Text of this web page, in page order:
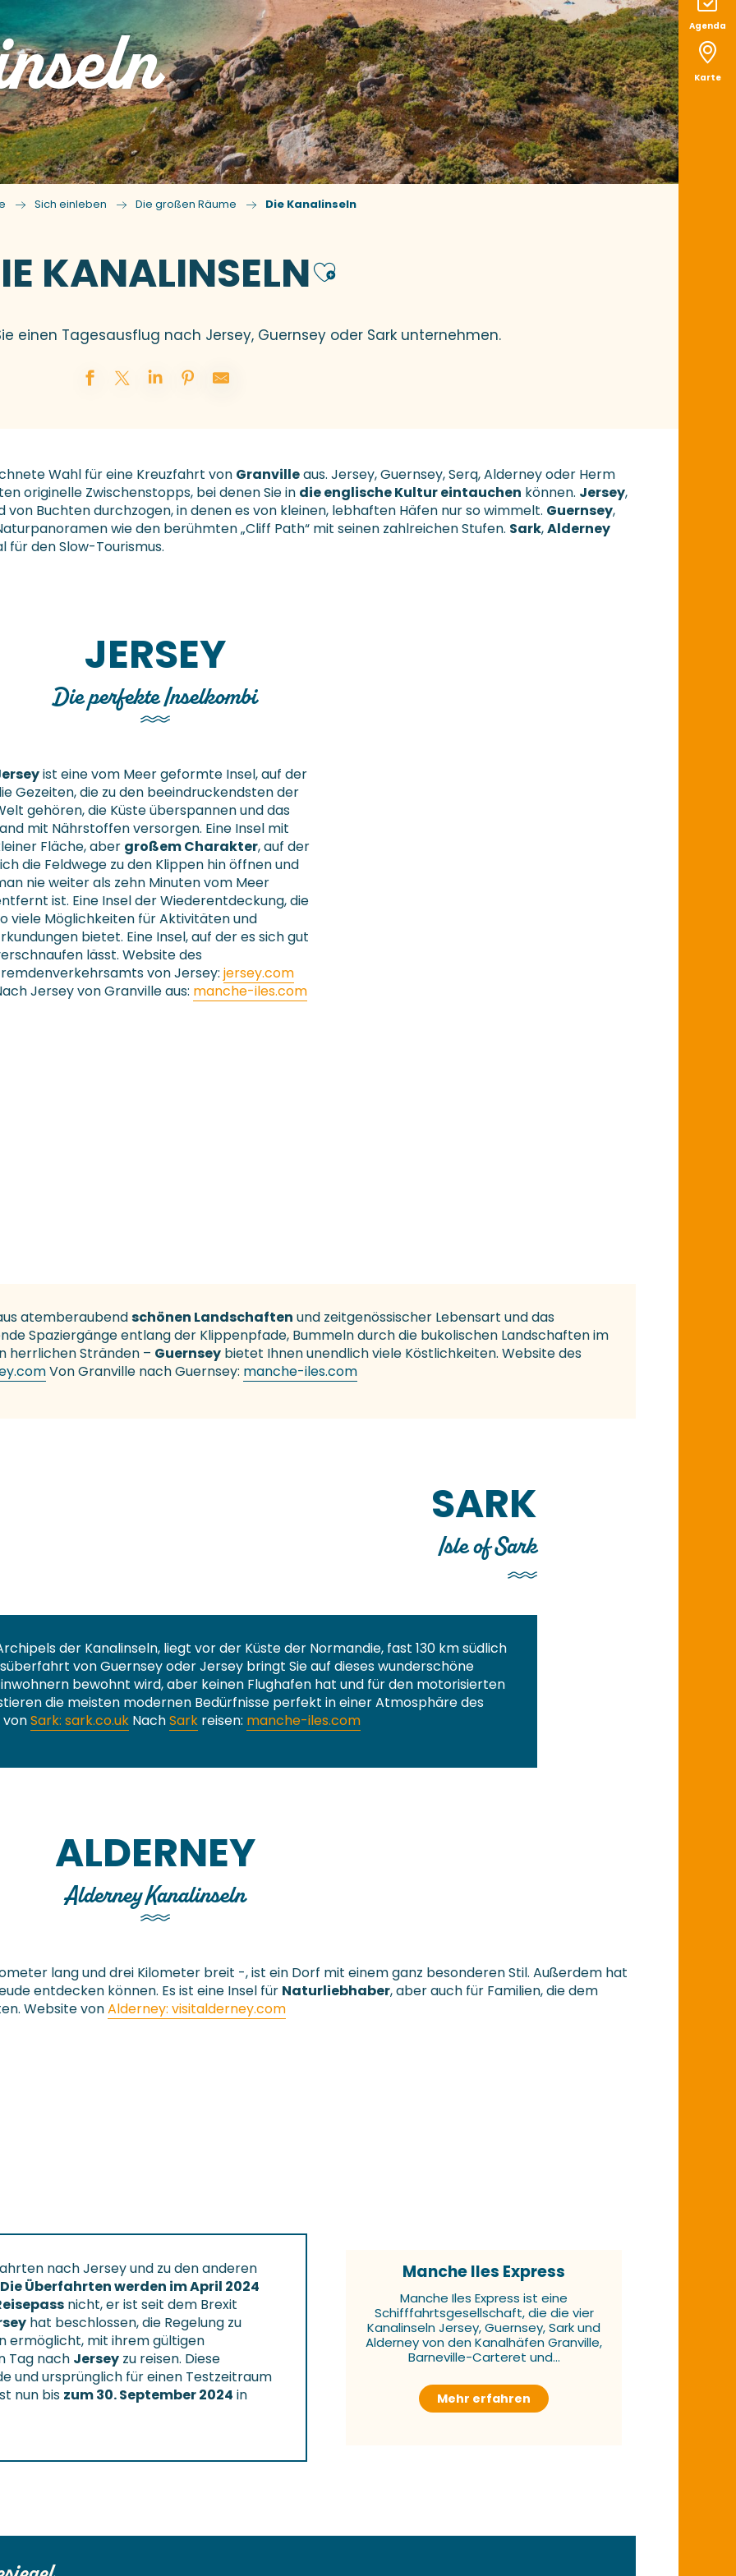
Agenda
Karte
Sich einleben Die großen Räume Die Kanalinseln
KANALINSELNAjouter aux favoris
einen Tagesausflug nach Jersey, Guernsey oder Sark unternehmen.
Wahl für eine Kreuzfahrt von Granvilleaus. Jersey, Guernsey, Serq, Alderney oder Herm
originelle Zwischenstopps, bei denen Sie in die englische Kultur eintauchen können. Jersey,
von Buchten durchzogen, in denen es von kleinen, lebhaften Häfen nur so wimmelt. Guernsey,
wie den berühmten „Cliff Path“ mit seinen zahlreichen Stufen. Sark,Alderney
für den Slow-Tourismus.
JERSEY
Die perfekte Inselkombi
ist eine vom Meer geformte Insel, auf der
Gezeiten, die zu den beeindruckendsten der
gehören, die Küste überspannen und das
mit Nährstoffen versorgen. Eine Insel mit
Fläche, aber großem Charakter, auf der
die Feldwege zu den Klippen hin öffnen und
nie weiter als zehn Minuten vom Meer
ist. Eine Insel der Wiederentdeckung, die
viele Möglichkeiten für Aktivitäten und
bietet. Eine Insel, auf der es sich gut
lässt. Website des
von Jersey: jersey.com
Jersey von Granville aus: manche-iles.com
atemberaubendschönen Landschaften und zeitgenössischer Lebensart und das
Spaziergänge entlang der Klippenpfade, Bummeln durch die bukolischen Landschaften im
herrlichen Stränden – Guernsey bietet Ihnen unendlich viele Köstlichkeiten. Website des
Von Granville nach Guernsey: manche-iles.com
SARK
Isle of Sark
der Kanalinseln, liegt vor der Küste der Normandie, fast 130 km südlich
von Guernsey oder Jersey bringt Sie auf dieses wunderschöne
bewohnt wird, aber keinen Flughafen hat und für den motorisierten
die meisten modernen Bedürfnisse perfekt in einer Atmosphäre des
vonSark: sark.co.uk NachSark reisen: manche-iles.com
ALDERNEY
Alderney Kanalinseln
lang und drei Kilometer breit -, ist ein Dorf mit einem ganz besonderen Stil. Außerdem hat
entdecken können. Es ist eine Insel für Naturliebhaber, aber auch für Familien, die dem
Website vonAlderney: visitalderney.com
nach Jersey und zu den anderen
Die Überfahrten werden im April 2024
nicht, er ist seit dem Brexit
hat beschlossen, die Regelung zu
ermöglicht, mit ihrem gültigen
Tag nach Jersey zu reisen. Diese
und ursprünglich für einen Testzeitraum
nun bis zum 30. September 2024 in
Manche Iles Express
Manche Iles Express ist eine
Schifffahrtsgesellschaft, die die vier
Kanalinseln Jersey, Guernsey, Sark und
Alderney von den Kanalhäfen Granville,
Barneville-Carteret und...
Mehr erfahren